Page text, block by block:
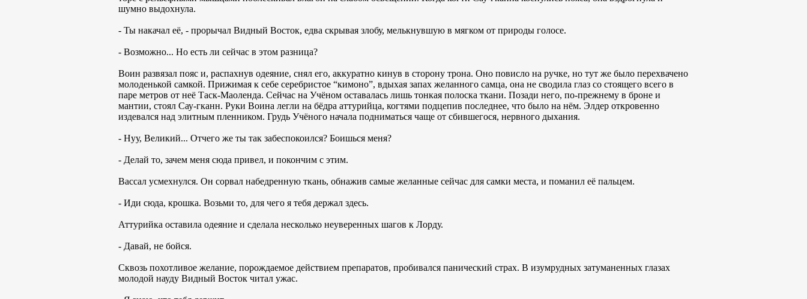
шумно выдохнула.
- Ты накачал её, - прорычал Видный Восток, едва скрывая злобу, мелькнувшую в мягком от природы голосе.
- Возможно... Но есть ли сейчас в этом разница?
Воин развязал пояс и, распахнув одеяние, снял его, аккуратно кинув в сторону трона. Оно повисло на ручке, но тут же было перехвачено
молоденькой самкой. Прижимая к себе серебристое “кимоно”, вдыхая запах желанного самца, она не сводила глаз со стоящего всего в
паре метров от неё Таск-Маоленда. Сейчас на Учёном оставалась лишь тонкая полоска ткани. Позади него, по-прежнему в броне и
мантии, стоял Сау-гканн. Руки Воина легли на бёдра аттурийца, когтями подцепив последнее, что было на нём. Элдер откровенно
издевался над элитным пленником. Грудь Учёного начала подниматься чаще от сбившегося, нервного дыхания.
- Нуу, Великий... Отчего же ты так забеспокоился? Боишься меня?
- Делай то, зачем меня сюда привел, и покончим с этим.
Вассал усмехнулся. Он сорвал набедренную ткань, обнажив самые желанные сейчас для самки места, и поманил её пальцем.
- Иди сюда, крошка. Возьми то, для чего я тебя держал здесь.
Аттурийка оставила одеяние и сделала несколько неуверенных шагов к Лорду.
- Давай, не бойся.
Сквозь похотливое желание, порождаемое действием препаратов, пробивался панический страх. В изумрудных затуманенных глазах
молодой науду Видный Восток читал ужас.